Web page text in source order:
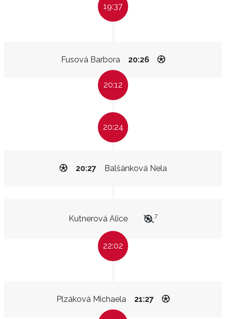
19:37
Fusová Barbora 20:26
20:12
20:24
Balšánková Nela
20:27
Kutnerová Alice 7
22:02
Plzáková Michaela 21:27